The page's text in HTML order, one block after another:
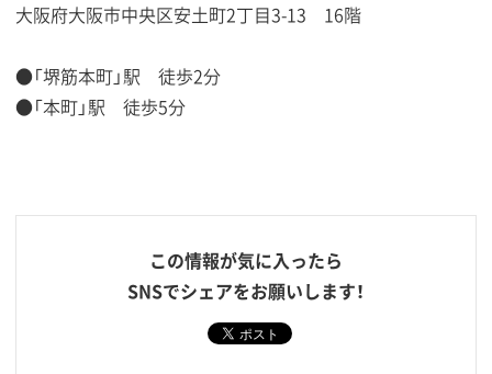
大阪府大阪市中央区安土町2丁目3-13 16階
●「堺筋本町」駅 徒歩2分
●「本町」駅 徒歩5分
この情報が気に入ったら
SNSでシェアをお願いします！